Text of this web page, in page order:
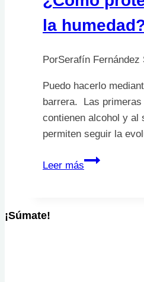
la
PorSerafín Fernández
Puedo hacerlo
barrera. Las
contienen alcohol y al
permiten seguir la
Leer más
¿Cómo
¡Súmate!